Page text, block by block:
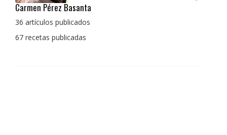
Pedro Manuel Collado Cruz
La cocina para mi es producto bien tratado sin
con un toque diferente